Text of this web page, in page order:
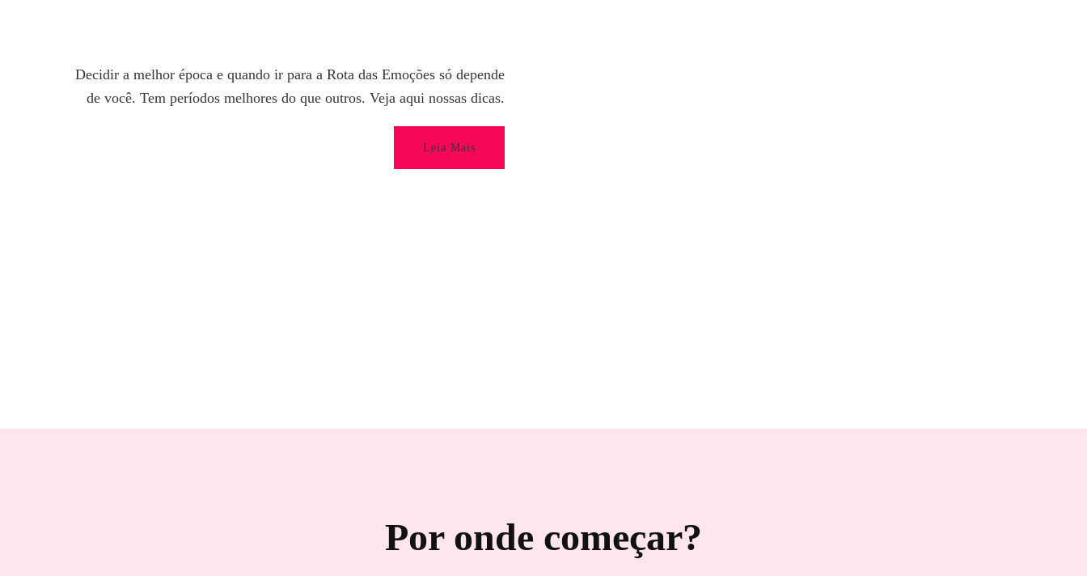
Decidir a melhor época e quando ir para a Rota das Emoções só depende
de você. Tem períodos melhores do que outros. Veja aqui nossas dicas.
Leia Mais
Por onde começar?